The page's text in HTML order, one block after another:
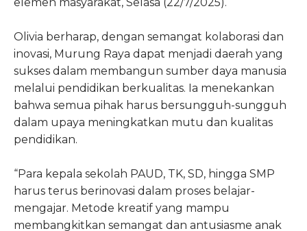
Olivia berharap, dengan semangat kolaborasi dan
inovasi, Murung Raya dapat menjadi daerah yang
sukses dalam membangun sumber daya manusia
melalui pendidikan berkualitas. Ia menekankan
bahwa semua pihak harus bersungguh-sungguh
dalam upaya meningkatkan mutu dan kualitas
pendidikan.
“Para kepala sekolah PAUD, TK, SD, hingga SMP
harus terus berinovasi dalam proses belajar-
mengajar. Metode kreatif yang mampu
membangkitkan semangat dan antusiasme anak